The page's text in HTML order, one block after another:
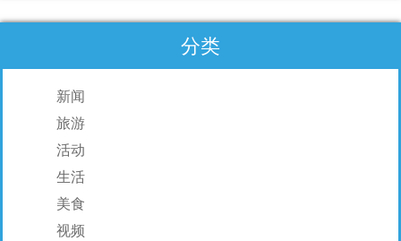
分类
新闻
旅游
活动
生活
美食
视频